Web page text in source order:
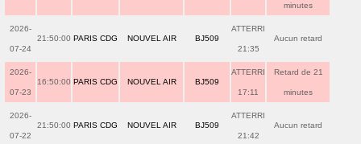
minutes
2026-
07-24
21:50:00 PARIS CDG NOUVEL AIR BJ509
ATTERRI
21:35
Aucun retard
2026-
07-23
16:50:00 PARIS CDG NOUVEL AIR BJ509
ATTERRI
17:11
Retard de 21
minutes
2026-
07-22
21:50:00 PARIS CDG NOUVEL AIR BJ509
ATTERRI
21:42
Aucun retard